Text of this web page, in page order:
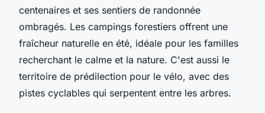
centenaires et ses sentiers de randonnée
ombragés. Les campings forestiers offrent une
fraîcheur naturelle en été, idéale pour les familles
recherchant le calme et la nature. C'est aussi le
territoire de prédilection pour le vélo, avec des
pistes cyclables qui serpentent entre les arbres.